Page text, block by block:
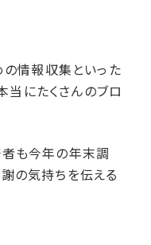
情報収集といった
当にたくさんのブロ
者も今年の年末調
の気持ちを伝える